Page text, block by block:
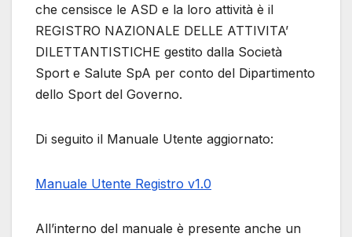
che censisce le ASD e la loro attività è il
REGISTRO NAZIONALE DELLE ATTIVITA’
DILETTANTISTICHE gestito dalla Società
Sport e Salute SpA per conto del Dipartimento
dello Sport del Governo.
Di seguito il Manuale Utente aggiornato:
Manuale Utente Registro v1.0
All’interno del manuale è presente anche un